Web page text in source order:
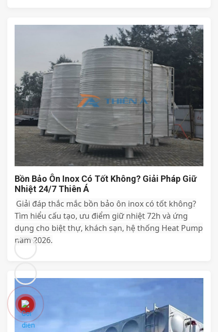
Bồn Bảo Ôn Inox Có Tốt Không? Giải Pháp Giữ
Nhiệt 24/7 Thiên Á
Giải đáp thắc mắc bồn bảo ôn inox có tốt không?
Tìm hiểu cấu tạo, ưu điểm giữ nhiệt 72h và ứng
dụng cho biệt thự, khách sạn, hệ thống Heat Pump
năm 2026.